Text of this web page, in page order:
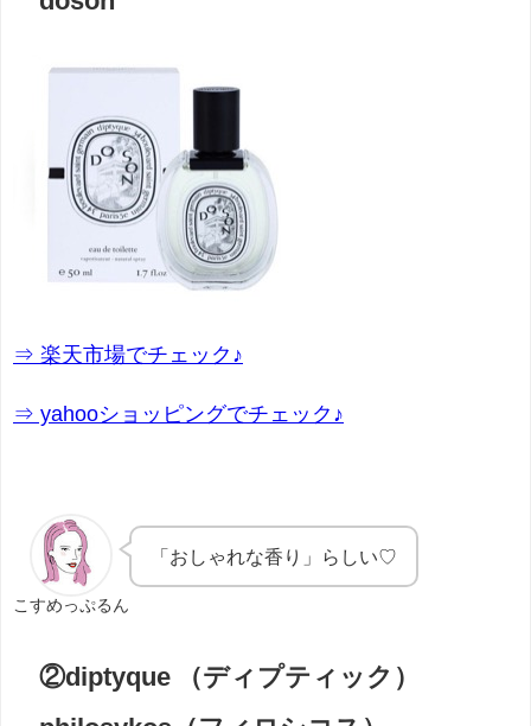
⇒ 楽天市場でチェック♪
⇒ yahooショッピングでチェック♪
こすめっぷるん
「おしゃれな香り」らしい♡
②diptyque （ディプティック）